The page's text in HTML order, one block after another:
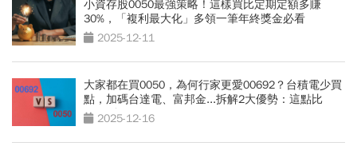
小資存股0050最強策略！這樣買比定期定額多賺
30%，「複利最大化」多領一筆年終獎金必看
2025-12-11
大家都在買0050，為何行家更愛00692？台積電少買
點，加碼台達電、富邦金...拆解2大優勢：這點比
0050強
2025-12-16